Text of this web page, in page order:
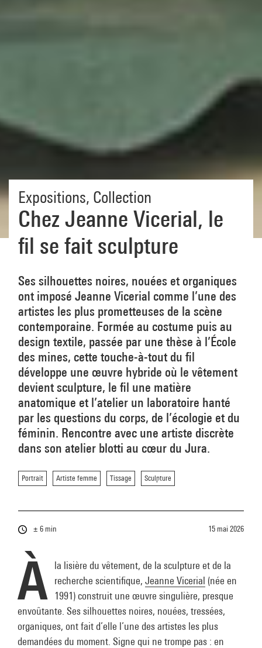
Expositions, Collection
Chez Jeanne Vicerial, le
fil se fait sculpture
Ses silhouettes noires, nouées et organiques
ont imposé Jeanne Vicerial comme l’une des
artistes les plus prometteuses de la scène
contemporaine. Formée au costume puis au
design textile, passée par une thèse à l’École
des mines, cette touche-à-tout du fil
développe une œuvre hybride où le vêtement
devient sculpture, le fil une matière
anatomique et l’atelier un laboratoire hanté
par les questions du corps, de l’écologie et du
féminin. Rencontre avec une artiste discrète
dans son atelier blotti au cœur du Jura.
Portrait Artiste femme Tissage Sculpture
± 6 min 15 mai 2026
À
la lisière du vêtement, de la sculpture et de la
recherche scientifique, Jeanne Vicerial (née en
1991) construit une œuvre singulière, presque
envoûtante. Ses silhouettes noires, nouées, tressées,
organiques, ont fait d’elle l’une des artistes les plus
demandées du moment. Signe qui ne trompe pas : en